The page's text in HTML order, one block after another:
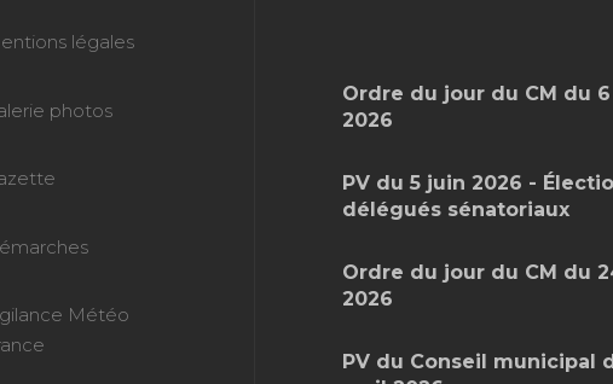
légales
photos
Météo
Ordre du jour du CM du
2026
PV du 5 juin 2026 -
délégués sénatoriaux
Ordre du jour du CM du
2026
PV du Conseil municipal